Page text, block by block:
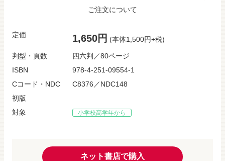
ご注文について
定価 1,650円 (本体1,500円+税)
判型・頁数
四六判／80ページ
ISBN
978-4-251-09554-1
Cコード・NDC
C8376／NDC148
初版
対象
小学校高学年から
ネット書店で購入